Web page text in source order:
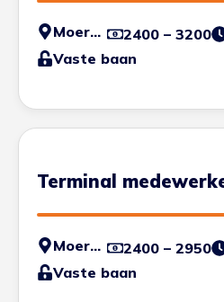
Estimator")
Moerdijk 2400 – 3200
Vaste baan
Terminal
Moerdijk 2400 – 2950
Vaste baan